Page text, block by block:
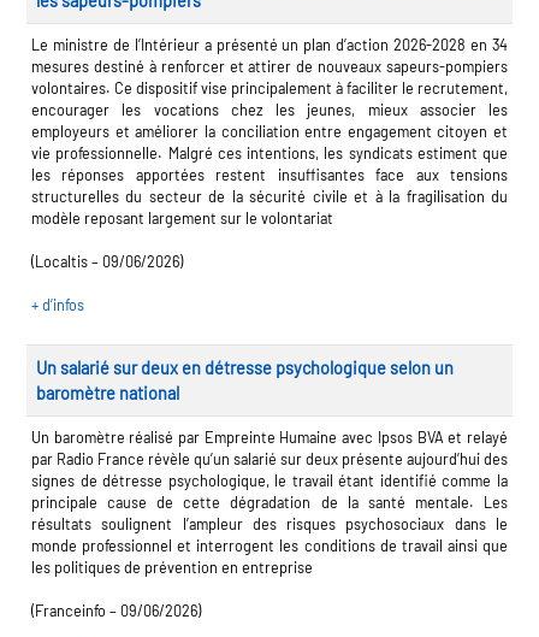
métiers
clés métiers et
d'information ou
des métiers en
des transitions
de l'Economie
(ESS)
du secteur sanitaire
de l'Industrie
emploi-formation
des secteurs
Le ministre de l’Intérieur a présenté un plan d’action 2026-2028 en 34
mesures destiné à renforcer et attirer de nouveaux sapeurs-pompiers
volontaires. Ce dispositif vise principalement à faciliter le recrutement,
encourager les vocations chez les jeunes, mieux associer les
employeurs et améliorer la conciliation entre engagement citoyen et
vie professionnelle. Malgré ces intentions, les syndicats estiment que
les réponses apportées restent insuffisantes face aux tensions
structurelles du secteur de la sécurité civile et à la fragilisation du
modèle reposant largement sur le volontariat
(Localtis – 09/06/2026)
+ d’infos
Un salarié sur deux en détresse psychologique selon un
baromètre national
Un baromètre réalisé par Empreinte Humaine avec Ipsos BVA et relayé
par Radio France révèle qu’un salarié sur deux présente aujourd’hui des
signes de détresse psychologique, le travail étant identifié comme la
principale cause de cette dégradation de la santé mentale. Les
résultats soulignent l’ampleur des risques psychosociaux dans le
monde professionnel et interrogent les conditions de travail ainsi que
les politiques de prévention en entreprise
(Franceinfo – 09/06/2026)